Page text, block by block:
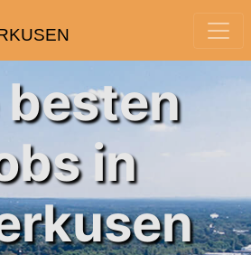
besten
in